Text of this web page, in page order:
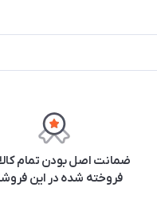
ضمانت اصل بودن تمام
فروخته شده در این